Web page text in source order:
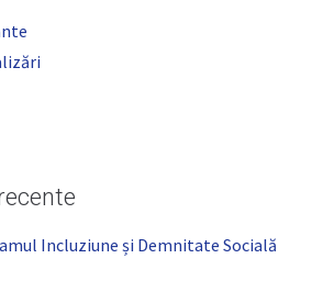
Incluziune și Demnitate Socială